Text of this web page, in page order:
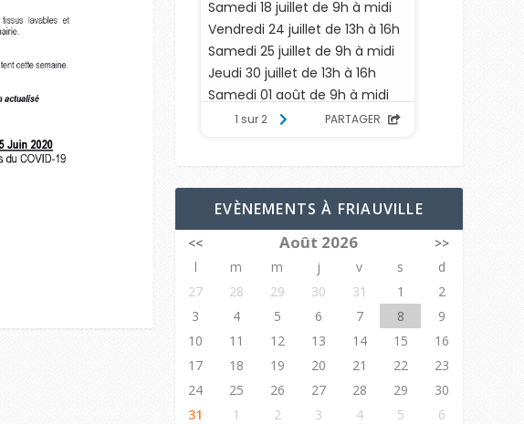
EVÈNEMENTS À FRIAUVILLE
<< Août 2026
>>
l
m m j v s
d
27
28 29 30 31 1
2
3
4 5 6 7 8
9
10
11 12 13 14 15
16
17
18 19 20 21 22
23
24
25 26 27 28 29
30
31
1 2 3 4 5 6